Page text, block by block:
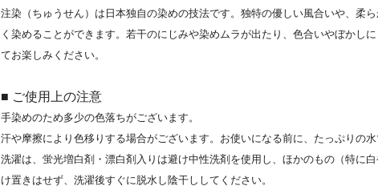
注染（ちゅうせん）は日本独自の染めの技法です。独特の優しい風合いや、柔
く染めることができます。若干のにじみや染めムラが出たり、色合いやぼかし
てお楽しみください。
■ ご使用上の注意
手染めのため多少の色落ちがございます。
汗や摩擦により色移りする場合がございます。お使いになる前に、たっぷりの水
洗濯は、蛍光増白剤・漂白剤入りは避け中性洗剤を使用し、ほかのもの（特に
け置きはせず、洗濯後すぐに脱水し陰干ししてください。